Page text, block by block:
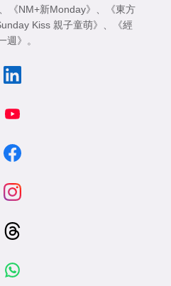
《NM+新Monday》
《東方
Kiss 親子童萌》
《經
週》
。